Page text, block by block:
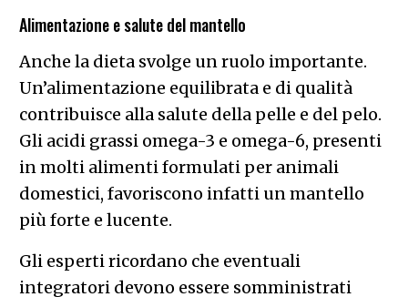
Alimentazione e salute del mantello
Anche la dieta svolge un ruolo importante.
Un’alimentazione equilibrata e di qualità
contribuisce alla salute della pelle e del pelo.
Gli acidi grassi omega-3 e omega-6, presenti
in molti alimenti formulati per animali
domestici, favoriscono infatti un mantello
più forte e lucente.
Gli esperti ricordano che eventuali
integratori devono essere somministrati